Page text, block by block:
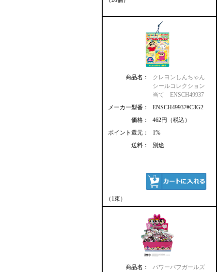
商品名：
クレヨンしんちゃん
シールコレクション
当て ENSCH49937
メーカー型番：
ENSCH49937#C3G2
価格：
462円（税込）
ポイント還元：
1%
送料：
別途
（1束）
商品名：
パワーパフガールズ